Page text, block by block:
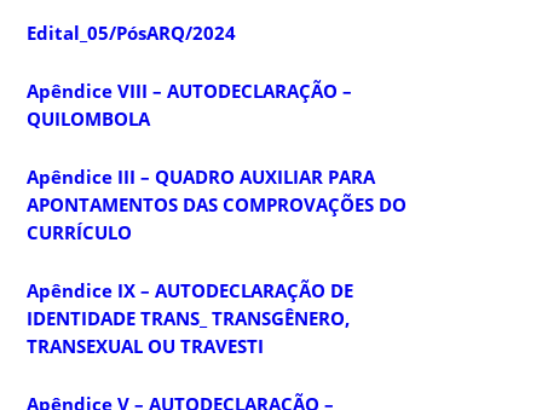
Edital_05/PósARQ/2024
Apêndice VIII – AUTODECLARAÇÃO –
QUILOMBOLA
Apêndice III – QUADRO AUXILIAR PARA
APONTAMENTOS DAS COMPROVAÇÕES DO
CURRÍCULO
Apêndice IX – AUTODECLARAÇÃO DE
IDENTIDADE TRANS_ TRANSGÊNERO,
TRANSEXUAL OU TRAVESTI
Apêndice V – AUTODECLARAÇÃO –